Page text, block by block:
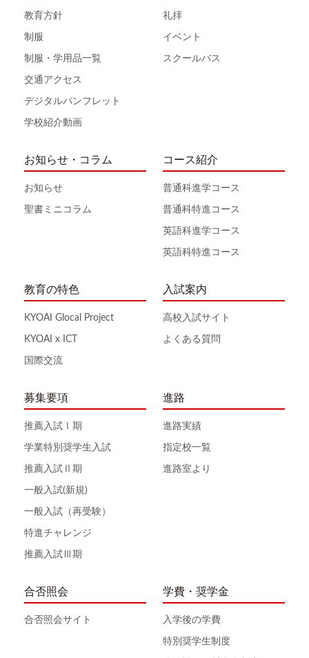
教育方針
制服
制服・学用品一覧
交通アクセス
デジタルパンフレット
学校紹介動画
礼拝
イベント
スクールバス
お知らせ・コラム
お知らせ
聖書ミニコラム
コース紹介
普通科進学コース
普通科特進コース
英語科進学コース
英語科特進コース
教育の特色
KYOAI Glocal Project
KYOAI x ICT
国際交流
入試案内
高校入試サイト
よくある質問
募集要項
推薦入試Ⅰ期
学業特別奨学生入試
推薦入試Ⅱ期
一般入試(新規)
一般入試（再受験）
特進チャレンジ
推薦入試Ⅲ期
進路
進路実績
指定校一覧
進路室より
合否照会
合否照会サイト
学費・奨学金
入学後の学費
特別奨学生制度